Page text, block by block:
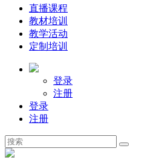
直播课程
教材培训
教学活动
定制培训
登录
注册
登录
注册